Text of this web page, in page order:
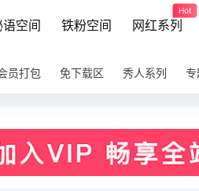
语空间 铁粉空间 网红系列
Hot
员打包 免下载区 秀人系列 专